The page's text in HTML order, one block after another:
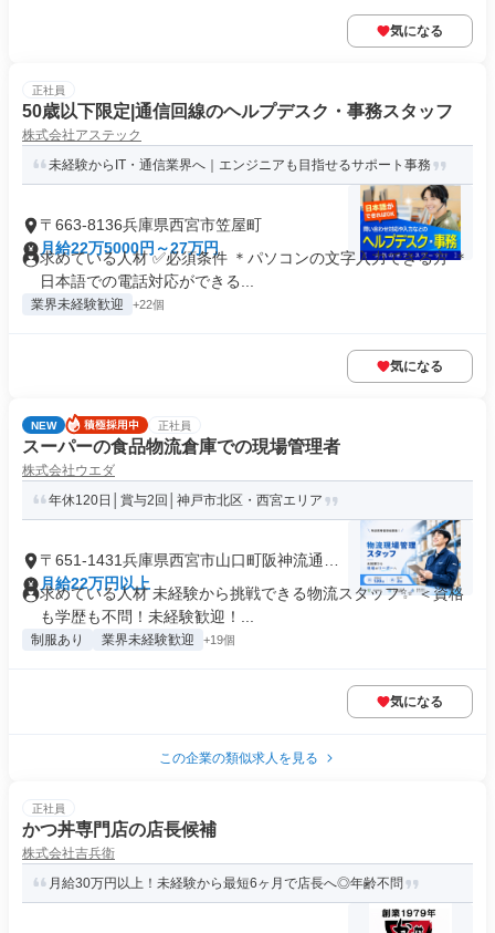
気になる
正社員
50歳以下限定|通信回線のヘルプデスク・事務スタッフ
株式会社アステック
未経験からIT・通信業界へ｜エンジニアも目指せるサポート事務
〒663-8136兵庫県西宮市笠屋町
月給22万5000円～27万円
求めている人材 ✅必須条件 ＊パソコンの文字入力できる方 ＊
日本語での電話対応ができる...
業界未経験歓迎 +22個
気になる
NEW 正社員
スーパーの食品物流倉庫での現場管理者
株式会社ウエダ
年休120日│賞与2回│神戸市北区・西宮エリア
〒651-1431兵庫県西宮市山口町阪神流通セ
ンター
月給22万円以上
求めている人材 未経験から挑戦できる物流スタッフ✨ ＜資格
も学歴も不問！未経験歓迎！...
制服あり 業界未経験歓迎 +19個
気になる
この企業の類似求人を見る
正社員
かつ丼専門店の店長候補
株式会社吉兵衛
月給30万円以上！未経験から最短6ヶ月で店長へ◎年齢不問